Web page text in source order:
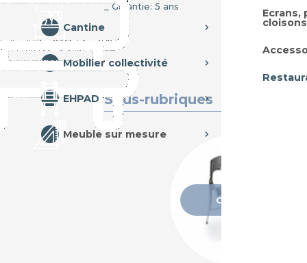
Cantine
Mobilier collectivité
EHPAD
Meuble sur mesure
Ecrans,
_ Garantie: 5 ans
Sous-rubriques
Chaises